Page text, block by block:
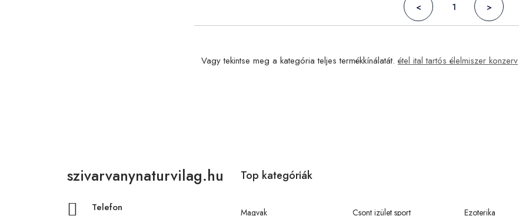
< 1 >
Vagy tekintse meg a kategória teljes termékkínálatát. étel ital tartós élelmiszer konzerv
szivarvanynaturvilag.hu
Telefon
Top kategóriák
Magvak Csont izület sport Ezoterika